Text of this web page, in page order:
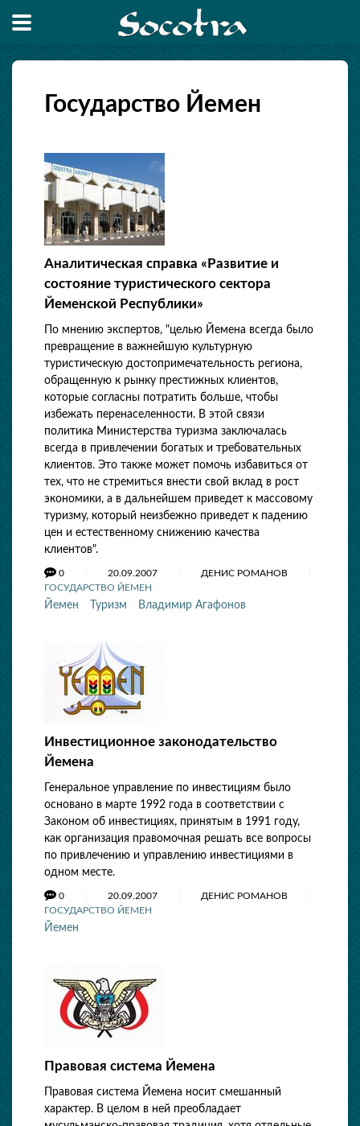
Государство Йемен
Аналитическая справка «Развитие и
состояние туристического сектора
Йеменской Республики»
По мнению экспертов, "целью Йемена всегда было
превращение в важнейшую культурную
туристическую достопримечательность региона,
обращенную к рынку престижных клиентов,
которые согласны потратить больше, чтобы
избежать перенаселенности. В этой связи
политика Министерства туризма заключалась
всегда в привлечении богатых и требовательных
клиентов. Это также может помочь избавиться от
тех, что не стремиться внести свой вклад в рост
экономики, а в дальнейшем приведет к массовому
туризму, который неизбежно приведет к падению
цен и естественному снижению качества
клиентов".
0 20.09.2007
ДЕНИС РОМАНОВ
ГОСУДАРСТВО ЙЕМЕН
Йемен Туризм Владимир Агафонов
Инвестиционное законодательство
Йемена
Генеральное управление по инвестициям было
основано в марте 1992 года в соответствии с
Законом об инвестициях, принятым в 1991 году,
как организация правомочная решать все вопросы
по привлечению и управлению инвестициями в
одном месте.
0 20.09.2007
ДЕНИС РОМАНОВ
ГОСУДАРСТВО ЙЕМЕН
Йемен
Правовая система Йемена
Правовая система Йемена носит смешанный
характер. В целом в ней преобладает